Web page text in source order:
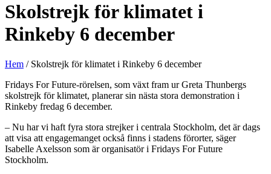
Skolstrejk för klimatet i
Rinkeby 6 december
Hem / Skolstrejk för klimatet i Rinkeby 6 december
Fridays For Future-rörelsen, som växt fram ur Greta Thunbergs
skolstrejk för klimatet, planerar sin nästa stora demonstration i
Rinkeby fredag 6 december.
– Nu har vi haft fyra stora strejker i centrala Stockholm, det är dags
att visa att engagemanget också finns i stadens förorter, säger
Isabelle Axelsson som är organisatör i Fridays For Future
Stockholm.